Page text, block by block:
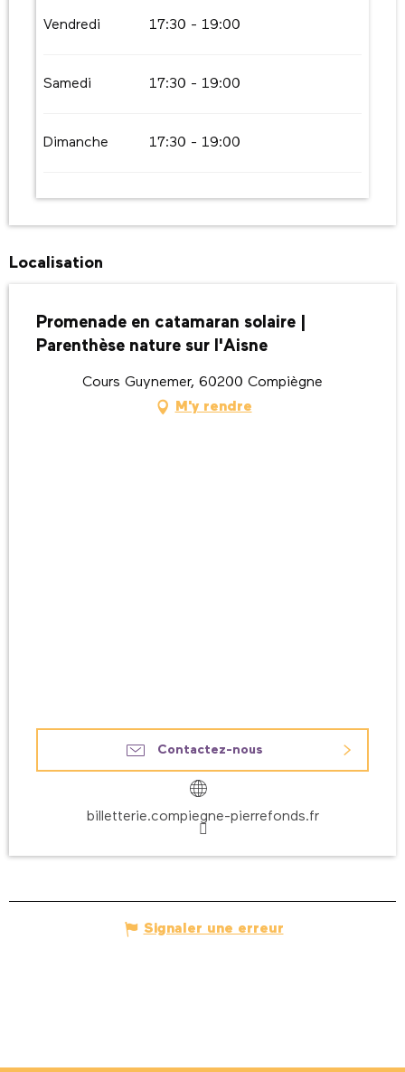
Vendredi 17:30 - 19:00
Samedi 17:30 - 19:00
Dimanche 17:30 - 19:00
Localisation
Promenade en catamaran solaire |
Parenthèse nature sur l'Aisne
Cours Guynemer, 60200 Compiègne
M'y rendre
Contactez-nous
billetterie.compiegne-pierrefonds.fr
Signaler une erreur